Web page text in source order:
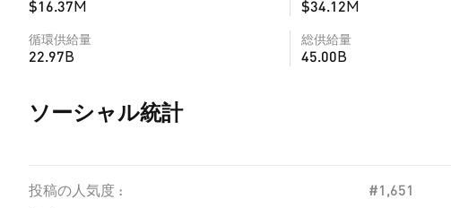
$16.37M $34.12M
循環供給量
22.97B
総供給量
45.00B
ソーシャル統計
投稿の人気度 : #1,651